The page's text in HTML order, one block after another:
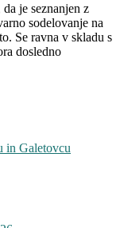
je seznanjen z
sodelovanje na
Se ravna v skladu s
dosledno
in Galetovcu